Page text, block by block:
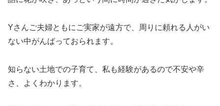
Yさんご夫婦ともにご実家が遠方で、周りに頼れる人がい
ない中がんばっておられます。
知らない土地での子育て、私も経験があるので不安や辛
さ、よくわかります。